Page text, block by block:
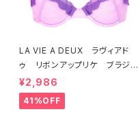
LA VIE A DEUX ラヴィアド
ゥ リボンアップリケ ブラジャ
ー（ラベンダー） 22293 SA
LE セール 送料無料
¥2,986
41%OFF